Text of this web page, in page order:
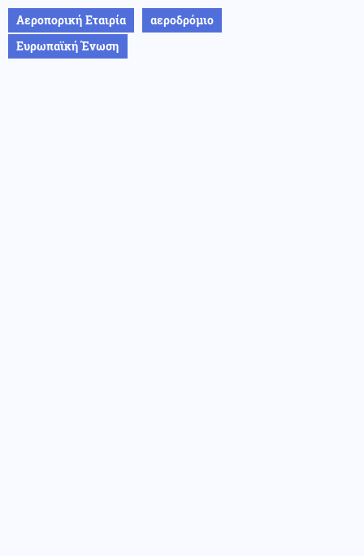
Αεροπορική Εταιρία
αεροδρόμιο
Ευρωπαϊκή Ένωση